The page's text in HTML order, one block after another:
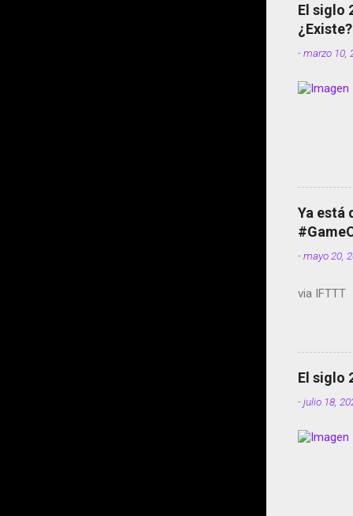
El siglo
¿Existe?
-marzo 10,
Ya está
-mayo 20,
via IFTTT
El siglo
-julio 18,